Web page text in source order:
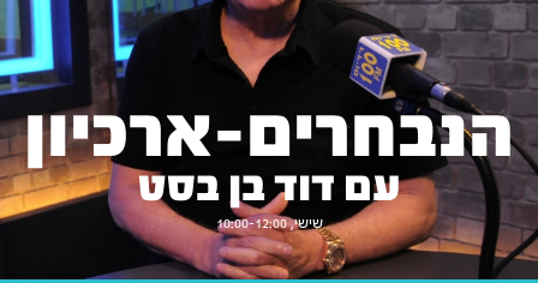
הנבחרים-ארכיון
עם דוד בן בסט
שישי, 10:00-12:00